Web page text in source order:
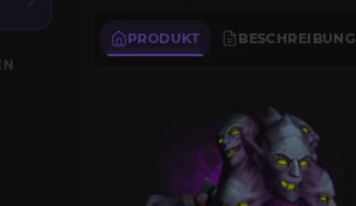
PRODUKT BESCHREIBUNG